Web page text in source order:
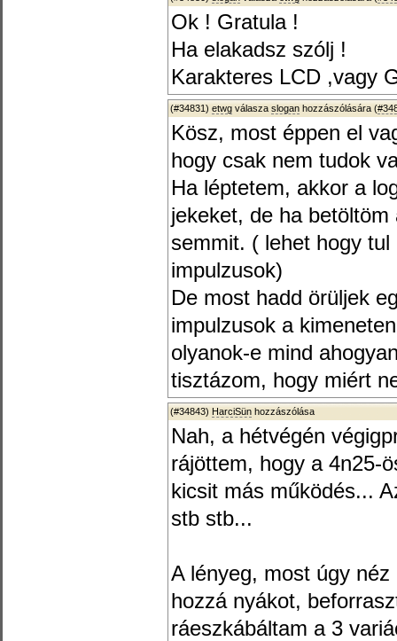
Ok ! Gratula !
Ha elakadsz szólj !
Karakteres LCD ,vagy
(#34831) etwg válasza slogan hozzászólására (
Kösz, most éppen el
hogy csak nem tudok
Ha léptetem, akkor a
jekeket, de ha
semmit. ( lehet hogy
impulzusok)
De most hadd örüljek
impulzusok a
olyanok-e mind
tisztázom, hogy miért
(#34843) HarciSün hozzászólása
Nah, a hétvégén
rájöttem, hogy a 4n25-
kicsit más működés...
stb stb...
A lényeg, most úgy
hozzá nyákot,
ráeszkábáltam a 3